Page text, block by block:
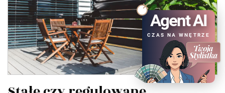
Agent AI
CZAS NA WNĘTRZE